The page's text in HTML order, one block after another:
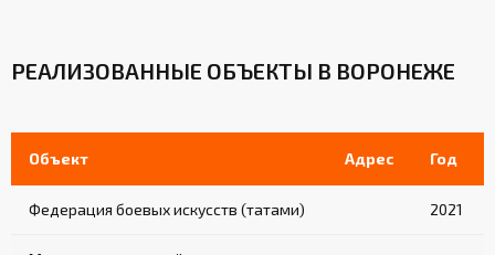
РЕАЛИЗОВАННЫЕ ОБЪЕКТЫ В ВОРОНЕЖЕ
Объект Адрес Год
Федерация боевых искусств (татами) 2021